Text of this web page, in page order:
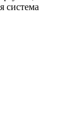
система